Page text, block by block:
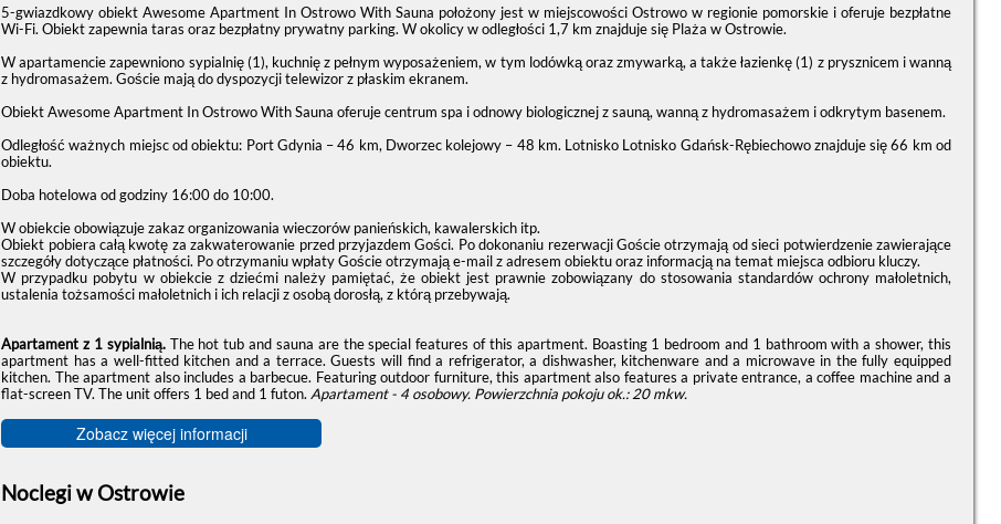
5-gwiazdkowy obiekt Awesome Apartment In Ostrowo With Sauna położony jest w miejscowości Ostrowo w regionie pomorskie i oferuje bezpłatne
Wi-Fi. Obiekt zapewnia taras oraz bezpłatny prywatny parking. W okolicy w odległości 1,7 km znajduje się Plaża w Ostrowie.
W apartamencie zapewniono sypialnię (1), kuchnię z pełnym wyposażeniem, w tym lodówką oraz zmywarką, a także łazienkę (1) z prysznicem i wanną
z hydromasażem. Goście mają do dyspozycji telewizor z płaskim ekranem.
Obiekt Awesome Apartment In Ostrowo With Sauna oferuje centrum spa i odnowy biologicznej z sauną, wanną z hydromasażem i odkrytym basenem.
Odległość ważnych miejsc od obiektu: Port Gdynia – 46 km, Dworzec kolejowy – 48 km. Lotnisko Lotnisko Gdańsk-Rębiechowo znajduje się 66 km od
obiektu.
Doba hotelowa od godziny 16:00do 10:00.
W obiekcie obowiązuje zakaz organizowania wieczorów panieńskich, kawalerskich itp.
Obiekt pobiera całą kwotę za zakwaterowanie przed przyjazdem Gości. Po dokonaniu rezerwacji Goście otrzymają od sieci potwierdzenie zawierające
szczegóły dotyczące płatności. Po otrzymaniu wpłaty Goście otrzymają e-mail z adresem obiektu oraz informacją na temat miejsca odbioru kluczy.
W przypadku pobytu w obiekcie z dziećmi należy pamiętać, że obiekt jest prawnie zobowiązany do stosowania standardów ochrony małoletnich,
ustalenia tożsamości małoletnich i ich relacji z osobą dorosłą, z którą przebywają.
Apartament z 1 sypialnią.The hot tub and sauna are the special features of this apartment. Boasting 1 bedroom and 1 bathroom with a shower, this
apartment has a well-fitted kitchen and a terrace. Guests will find a refrigerator, a dishwasher, kitchenware and a microwave in the fully equipped
kitchen. The apartment also includes a barbecue. Featuring outdoor furniture, this apartment also features a private entrance, a coffee machine and a
flat-screen TV. The unit offers 1 bed and 1 futon. Apartament - 4 osobowy. Powierzchnia pokoju ok.: 20 mkw.
Zobacz więcej informacji
Noclegi w Ostrowie